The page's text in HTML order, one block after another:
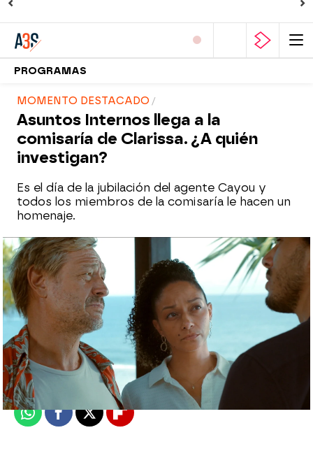
PROGRAMAS
MOMENTO DESTACADO
Asuntos Internos llega a la
comisaría de Clarissa. ¿A quién
investigan?
Es el día de la jubilación del agente Cayou y
todos los miembros de la comisaría le hacen un
homenaje.
atreseries
Publicado: 08 de enero de 2023, 23:04
WhatsappFacebook
X Flipboard